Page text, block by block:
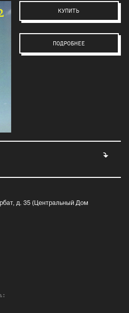
КУПИТЬ
ПОДРОБНЕЕ
д. 35 (Центральный Дом